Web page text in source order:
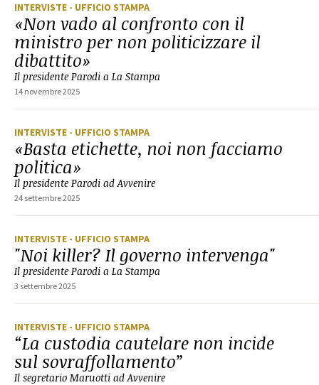
INTERVISTE - UFFICIO STAMPA
«Non vado al confronto con il
ministro per non politicizzare il
dibattito»
Il presidente Parodi a La Stampa
14 novembre 2025
INTERVISTE - UFFICIO STAMPA
«Basta etichette, noi non facciamo
politica»
Il presidente Parodi ad Avvenire
24 settembre 2025
INTERVISTE - UFFICIO STAMPA
"Noi killer? Il governo intervenga"
Il presidente Parodi a La Stampa
3 settembre 2025
INTERVISTE - UFFICIO STAMPA
“La custodia cautelare non incide
sul sovraffollamento”
Il segretario Maruotti ad Avvenire